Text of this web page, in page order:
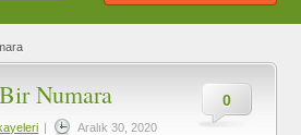
0
Numara
| Aralık 30, 2020